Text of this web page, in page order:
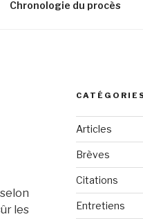
Chronologie du procès
les
Articles
Brèves
Citations
Entretiens